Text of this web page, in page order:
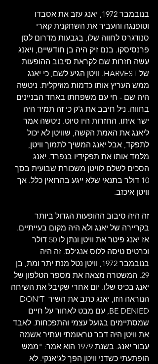
בנובמבר 1972, יאנג עזב את אסבדו
וטופנגה והעביר את השחקנית קארי
סנודגרס לחווה שלו, בגבעות מדרום לסן
פרנסיסקו. בנם זיק היה בן חודשיים, ויאנג
עשה חזרות שם לקראת סיבוב ההופעות
של HARVEST. וויטן הגיע לשם, כי יאנג
ממש העריץ אותו כדמות מוזיקלית. ניטשה
היה שם - חי עם משפחתו באחד הבניינים
בחווה. ניל חיבב את ג'ק כי זה תמיד היה
ישר איתו. החזרות היו סיוט. ניטשה אמר
ליאנג את האמת הקשה, שוויטן לא יכול
לתפקד, אבל יאנג המשיך לתמוך וויטן,
מלמד אותו את תפקידיו בנפרד. יאנג
הסכים לשלם לוויטן משכורת שבועית בסך
10 דולר בתנאי שלא ייגע בהרואין כלל. אך
וויטן איכזב.
זה היה סיבוב ההופעות הגדול ביותר
בקריירה של יאנג ולא היה מקום בעייתיים.
אז יאנג פיטר את וויטן ונתן לו 50 דולר
וכרטיס טיסה ללוס אנג'לס. זה היה
בנובמבר 1972, וויטן נטל מנת יתר ומת, בן
29. המשטרה מצאה את מספר הטלפון של
יאנג בכיס שלו. יום אחרי שקיבל את השיחה
הנוראה הזו, יאנג כתב את השיר DON'T
BE DENIED, עם מבט לאחור על חיים
שמסתיימים בגועל עצמי והתפכחות. לאבד
את וויטן היה דבר טראומתי ועתיר אשמה
עבור יאנג. בשנת 1979 הוא אמר: "ממש
הופתעתי כשדני וויטן הפך לג'אנקי. לא